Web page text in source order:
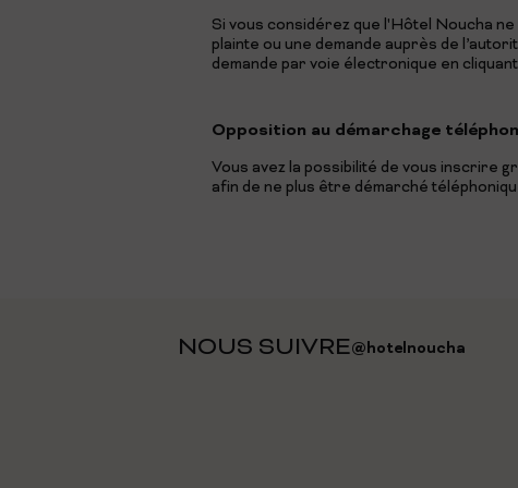
Si vous considérez que l'Hôtel Noucha
plainte ou une demande auprès de
demande par voie électronique en
Opposition au démarchage
Vous avez la possibilité de vous inscrire
afin de ne plus être démarché
NOUS SUIVRE@hotelnoucha